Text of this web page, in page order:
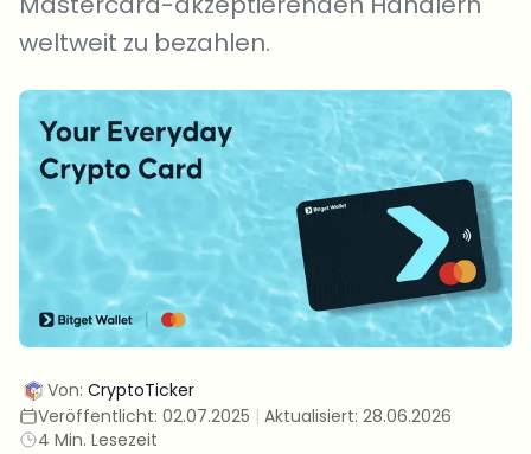
weltweit zu bezahlen.
Von: CryptoTicker
Veröffentlicht: 02.07.2025 | Aktualisiert: 28.06.2026
4 Min. Lesezeit